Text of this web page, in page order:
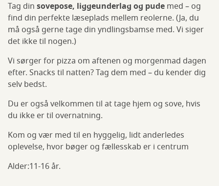
Tag din sovepose, liggeunderlag og pude med – og
find din perfekte læseplads mellem reolerne. (Ja, du
må også gerne tage din yndlingsbamse med. Vi siger
det ikke til nogen.)
Vi sørger for pizza om aftenen og morgenmad dagen
efter. Snacks til natten? Tag dem med – du kender dig
selv bedst.
Du er også velkommen til at tage hjem og sove, hvis
du ikke er til overnatning.
Kom og vær med til en hyggelig, lidt anderledes
oplevelse, hvor bøger og fællesskab er i centrum
Alder:11-16 år.